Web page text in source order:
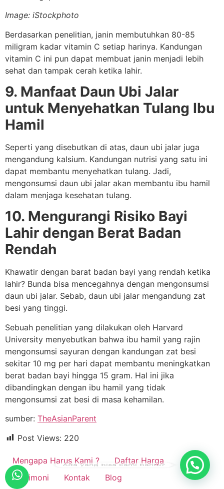
Image: iStockphoto
Berdasarkan penelitian, janin membutuhkan 80-85
miligram kadar vitamin C setiap harinya. Kandungan
vitamin C ini pun dapat membuat janin menjadi lebih
sehat dan tampak cerah ketika lahir.
9. Manfaat Daun Ubi Jalar
untuk Menyehatkan Tulang Ibu
Hamil
Seperti yang disebutkan di atas, daun ubi jalar juga
mengandung kalsium. Kandungan nutrisi yang satu ini
dapat membantu menyehatkan tulang. Jadi,
mengonsumsi daun ubi jalar akan membantu ibu hamil
dalam menjaga kesehatan tulang.
10. Mengurangi Risiko Bayi
Lahir dengan Berat Badan
Rendah
Khawatir dengan barat badan bayi yang rendah ketika
lahir? Bunda bisa mencegahnya dengan mengonsumsi
daun ubi jalar. Sebab, daun ubi jalar mengandung zat
besi yang tinggi.
Sebuah penelitian yang dilakukan oleh Harvard
University menyebutkan bahwa ibu hamil yang rajin
mengonsumsi sayuran dengan kandungan zat besi
sekitar 10 mg per hari dapat membantu meningkatkan
berat badan bayi hingga 15 gram. Hal ini jika
dibandingkan dengan ibu hamil yang tidak
mengonsumsi zat besi di masa kehamilan.
sumber: TheAsianParent
Post Views: 220
Mengapa Harus Kami ?
Daftar Harga
Testimoni
Kontak Blog
Ada yang bisa kami bantu?